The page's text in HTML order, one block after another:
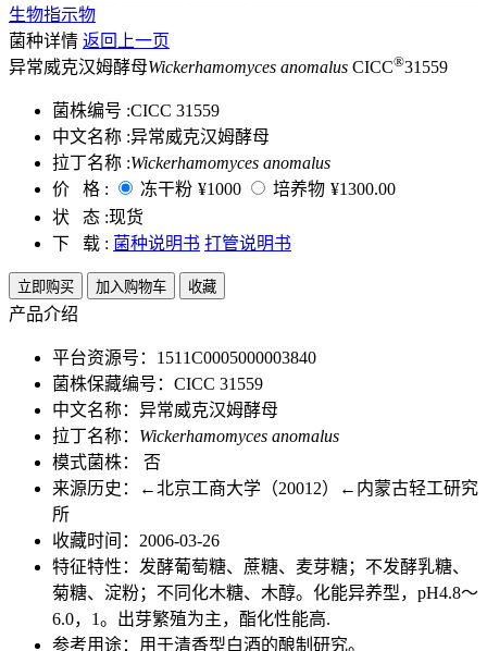
生物指示物
菌种详情 返回上一页
异常威克汉姆酵母Wickerhamomyces anomalus CICC®31559
菌株编号 :CICC 31559
中文名称 :异常威克汉姆酵母
拉丁名称 :Wickerhamomyces anomalus
价 格 :
冻干粉 ¥1000 培养物 ¥1300.00
状 态 :现货
下 载 : 菌种说明书 打管说明书
立即购买 加入购物车 收藏
产品介绍
平台资源号：1511C0005000003840
菌株保藏编号：CICC 31559
中文名称：异常威克汉姆酵母
拉丁名称： Wickerhamomyces anomalus
模式菌株： 否
来源历史：←北京工商大学（20012）←内蒙古轻工研究
所
收藏时间：2006-03-26
特征特性：发酵葡萄糖、蔗糖、麦芽糖；不发酵乳糖、
菊糖、淀粉；不同化木糖、木醇。化能异养型，pH4.8～
6.0，1。出芽繁殖为主，酯化性能高.
参考用途：用于清香型白酒的酿制研究。